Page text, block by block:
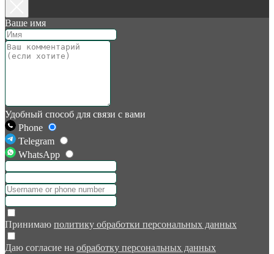
Ваше имя
Удобный способ для связи с вами
Phone
Telegram
WhatsApp
Принимаю политику обработки персональных данных
Даю согласие на обработку персональных данных